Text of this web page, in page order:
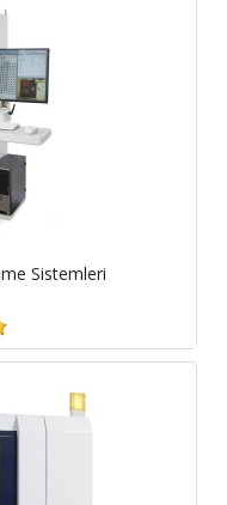
Sistemleri